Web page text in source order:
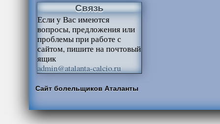
Связь
Если у Вас имеются
вопросы, предложения или
проблемы при работе с
сайтом, пишите на почтовый
ящик
admin@atalanta-calcio.ru
Сайт болельщиков Аталанты